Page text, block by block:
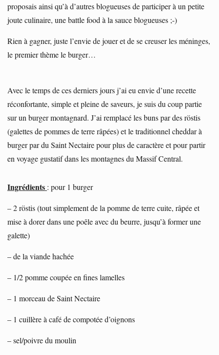
proposais ainsi qu’à d’autres blogueuses de participer à un petite
joute culinaire, une battle food à la sauce blogueuses ;-)
Rien à gagner, juste l’envie de jouer et de se creuser les méninges,
le premier thème le burger…
Avec le temps de ces derniers jours j’ai eu envie d’une recette
réconfortante, simple et pleine de saveurs, je suis du coup partie
sur un burger montagnard. J’ai remplacé les buns par des röstis
(galettes de pommes de terre râpées) et le traditionnel cheddar à
burger par du Saint Nectaire pour plus de caractère et pour partir
en voyage gustatif dans les montagnes du Massif Central.
Ingrédients : pour 1 burger
– 2 röstis (tout simplement de la pomme de terre cuite, râpée et
mise à dorer dans une poêle avec du beurre, jusqu’à former une
galette)
– de la viande hachée
– 1/2 pomme coupée en fines lamelles
– 1 morceau de Saint Nectaire
– 1 cuillère à café de compotée d’oignons
– sel/poivre du moulin